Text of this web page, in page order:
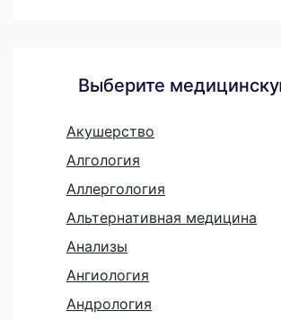
Выберите
Акушерство
Алгология
Аллергология
Альтернативная медицина
Анализы
Ангиология
Андрология